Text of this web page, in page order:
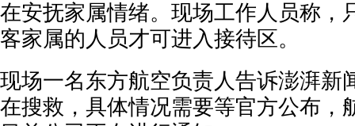
在安抚家属情绪。现场工作人员称，
客家属的人员才可进入接待区。
现场一名东方航空负责人告诉澎湃新
在搜救，具体情况需要等官方公布，